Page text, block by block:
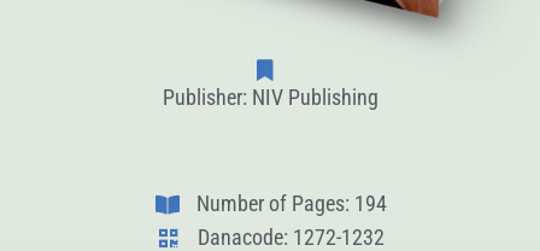
Publisher: NIV Publishing
Number of Pages: 194
Danacode: 1272-1232